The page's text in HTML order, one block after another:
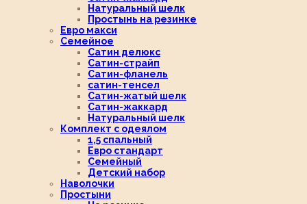
Натуральный шелк
Простынь на резинке
Евро макси
Семейное
Сатин делюкс
Сатин-страйп
Сатин-фланель
сатин-тенсел
Сатин-жатый шелк
Сатин-жаккард
Натуральный шелк
Комплект с одеялом
1,5 спальный
Евро стандарт
Семейный
Детский набор
Наволочки
Простыни